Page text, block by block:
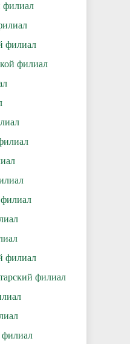
филиал
филиал
филиал
филиал
филиал